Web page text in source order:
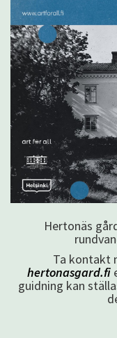
Hertonäs
Ta kontakt
hertonasgard.fi
guidning kan